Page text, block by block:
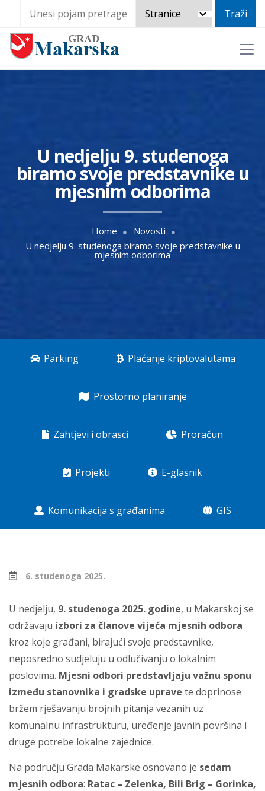
U nedjelju 9. studenoga
biramo svoje predstavnike u
mjesnim odborima
Home
Novosti
U nedjelju 9. studenoga biramo svoje predstavnike u
mjesnim odborima
Parking Plaćanje kriptovalutama
Prostorno planiranje
Zahtjevi i obrasci Proračun
Projekti E-glasnik
Komunikacija s građanima GIS
6. studenoga 2025.
U nedjelju, 9. studenoga 2025. godine, u Makarskoj se
održavaju izbori za članove vijeća mjesnih odbora
kroz koje građani, birajući svoje predstavnike,
neposredno sudjeluju u odlučivanju o lokalnim
poslovima. Mjesni odbori predstavljaju važnu sponu
između stanovnika i gradske uprave te doprinose
bržem rješavanju brojnih pitanja vezanih uz
komunalnu infrastrukturu, uređenje javnih površina i
druge potrebe lokalne zajednice.
Na području Grada Makarske osnovano je sedam
mjesnih odbora: Ratac – Zelenka, Bili Brig – Gorinka,